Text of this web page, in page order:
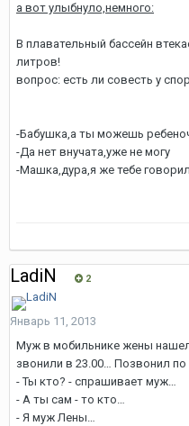
а вот улыбнуло,немного:
В плавательный бассейн
литров!
вопрос: есть ли совесть у
-Бабушка,а ты можешь
-Да нет внучата,уже не могу
-Машка,дура,я же тебе
LadiN 2
Январь 11, 2013
Муж в мобильнике жены
звонили в 23.00… Позвонил
- Ты кто? - спрашивает муж…
- А ты сам - то кто…
- Я муж Лены…